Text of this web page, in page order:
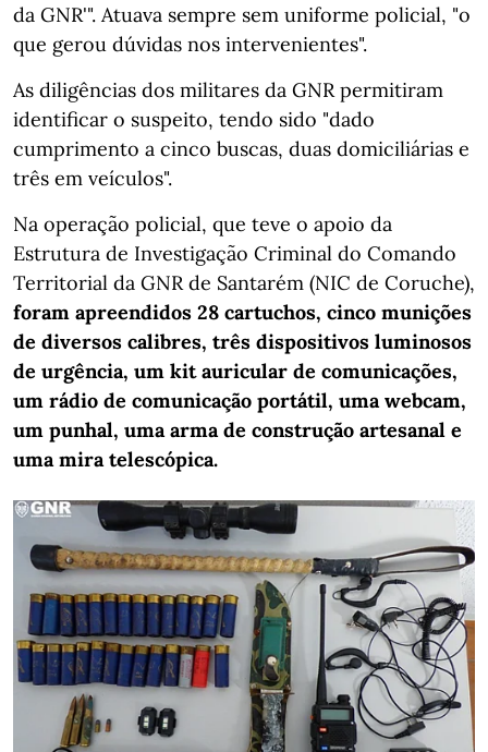
da GNR'". Atuava sempre sem uniforme policial, "o
que gerou dúvidas nos intervenientes".
As diligências dos militares da GNR permitiram
identificar o suspeito, tendo sido "dado
cumprimento a cinco buscas, duas domiciliárias e
três em veículos".
Na operação policial, que teve o apoio da
Estrutura de Investigação Criminal do Comando
Territorial da GNR de Santarém (NIC de Coruche),
foram apreendidos 28 cartuchos, cinco munições
de diversos calibres, três dispositivos luminosos
de urgência, um kit auricular de comunicações,
um rádio de comunicação portátil, uma webcam,
um punhal, uma arma de construção artesanal e
uma mira telescópica.